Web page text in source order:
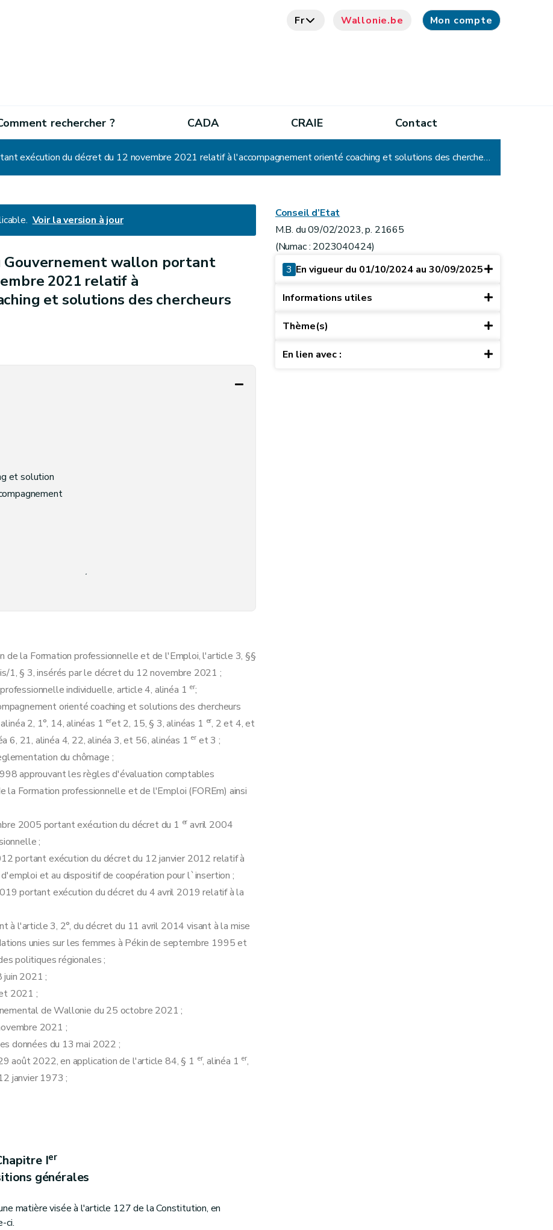
Fr Wallonie.be Mon compte
rechercher ? CADA CRAIE Contact
Arrêté du Gouvernement wallon portant exécution du décret du 12 novembre 2021 relatif à l'accompagnement orienté coaching et solutions des chercheurs d'emploi
Voir la version à jour
wallon portant
2021 relatif à
et solutions des chercheurs
et solution
positionnement métier
du travail
digital
en e-conseil.
auprès d'un conseiller de référence sectoriel
d'un conseiller de référence en accompagnement socio-professionnel
suivi
la Formation professionnelle et de l'Emploi, l'article 3, §§
1, § 3, insérés par le décret du 12 novembre 2021 ;
individuelle, article 4, alinéa 1 er;
orienté coaching et solutions des chercheurs
2, 1°, 14, alinéas 1 eret 2, 15, § 3, alinéas 1 er, 2 et 4, et
6, 21, alinéa 4, 22, alinéa 3, et 56, alinéas 1 er et 3 ;
du chômage ;
approuvant les règles d'évaluation comptables
la Formation professionnelle et de l'Emploi (FOREm) ainsi
2005 portant exécution du décret du 1 er avril 2004
;
portant exécution du décret du 12 janvier 2012 relatif à
et au dispositif de coopération pour l`insertion ;
portant exécution du décret du 4 avril 2019 relatif à la
à l'article 3, 2°, du décret du 11 avril 2014 visant à la mise
unies sur les femmes à Pékin de septembre 1995 et
politiques régionales ;
juin 2021 ;
2021 ;
de Wallonie du 25 octobre 2021 ;
2021 ;
données du 13 mai 2022 ;
août 2022, en application de l'article 84, § 1 er, alinéa 1 er,
janvier 1973 ;
Ier
générales
matière visée à l'article 127 de la Constitution, en
ci.
Conseil d’Etat
M.B. du 09/02/2023, p. 21665
(Numac : 2023040424)
3 En vigueur du 01/10/2024 au 30/09/2025
Informations utiles
Thème(s)
En lien avec :